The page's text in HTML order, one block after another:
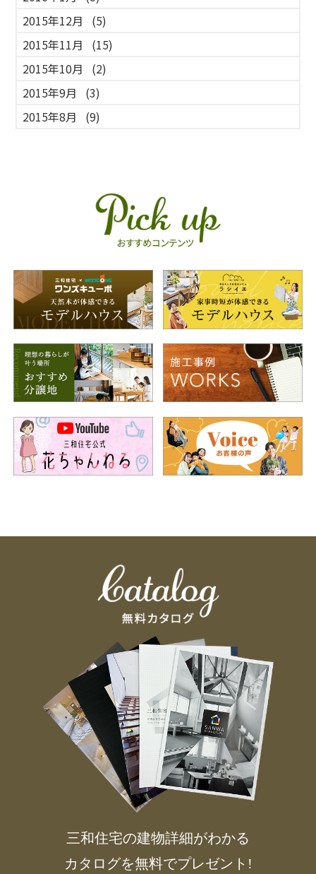
2015年12月
(5)
2015年11月
(15)
2015年10月
(2)
2015年9月
(3)
2015年8月
(9)
三和住宅の建物詳細がわかる
カタログを無料でプレゼント!